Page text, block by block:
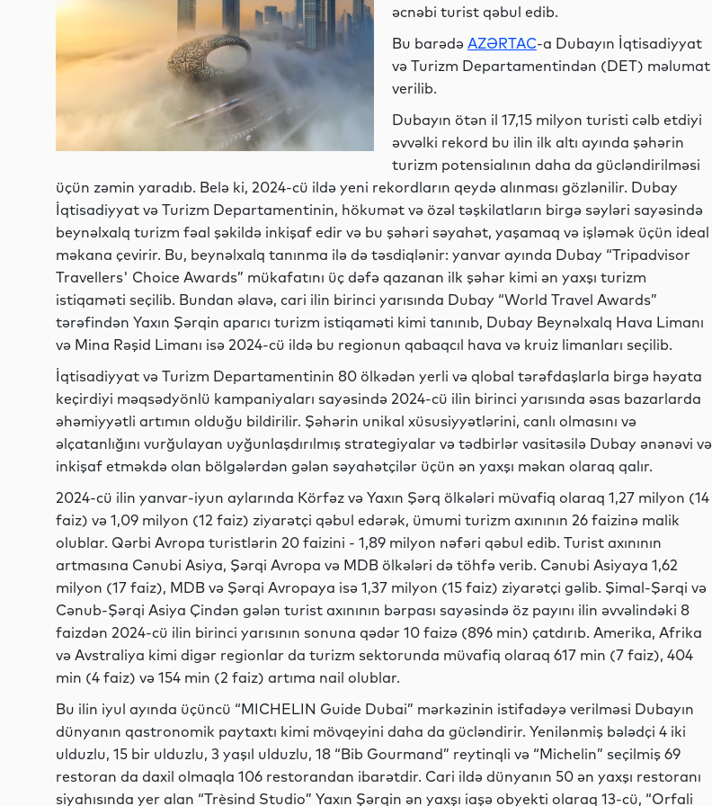
əcnəbi turist qəbul edib.
Bu barədə AZƏRTAC-a Dubayın İqtisadiyyat
və Turizm Departamentindən (DET) məlumat
verilib.
Dubayın ötən il 17,15 milyon turisti cəlb etdiyi
əvvəlki rekord bu ilin ilk altı ayında şəhərin
turizm potensialının daha da gücləndirilməsi
üçün zəmin yaradıb. Belə ki, 2024-cü ildə yeni rekordların qeydə alınması gözlənilir. Dubay
İqtisadiyyat və Turizm Departamentinin, hökumət və özəl təşkilatların birgə səyləri sayəsində
beynəlxalq turizm fəal şəkildə inkişaf edir və bu şəhəri səyahət, yaşamaq və işləmək üçün ideal
məkana çevirir. Bu, beynəlxalq tanınma ilə də təsdiqlənir: yanvar ayında Dubay “Tripadvisor
Travellers' Choice Awards” mükafatını üç dəfə qazanan ilk şəhər kimi ən yaxşı turizm
istiqaməti seçilib. Bundan əlavə, cari ilin birinci yarısında Dubay “World Travel Awards”
tərəfindən Yaxın Şərqin aparıcı turizm istiqaməti kimi tanınıb, Dubay Beynəlxalq Hava Limanı
və Mina Rəşid Limanı isə 2024-cü ildə bu regionun qabaqcıl hava və kruiz limanları seçilib.
İqtisadiyyat və Turizm Departamentinin 80 ölkədən yerli və qlobal tərəfdaşlarla birgə həyata
keçirdiyi məqsədyönlü kampaniyaları sayəsində 2024-cü ilin birinci yarısında əsas bazarlarda
əhəmiyyətli artımın olduğu bildirilir. Şəhərin unikal xüsusiyyətlərini, canlı olmasını və
əlçatanlığını vurğulayan uyğunlaşdırılmış strategiyalar və tədbirlər vasitəsilə Dubay ənənəvi və
inkişaf etməkdə olan bölgələrdən gələn səyahətçilər üçün ən yaxşı məkan olaraq qalır.
2024-cü ilin yanvar-iyun aylarında Körfəz və Yaxın Şərq ölkələri müvafiq olaraq 1,27 milyon (14
faiz) və 1,09 milyon (12 faiz) ziyarətçi qəbul edərək, ümumi turizm axınının 26 faizinə malik
olublar. Qərbi Avropa turistlərin 20 faizini - 1,89 milyon nəfəri qəbul edib. Turist axınının
artmasına Cənubi Asiya, Şərqi Avropa və MDB ölkələri də töhfə verib. Cənubi Asiyaya 1,62
milyon (17 faiz), MDB və Şərqi Avropaya isə 1,37 milyon (15 faiz) ziyarətçi gəlib. Şimal-Şərqi və
Cənub-Şərqi Asiya Çindən gələn turist axınının bərpası sayəsində öz payını ilin əvvəlindəki 8
faizdən 2024-cü ilin birinci yarısının sonuna qədər 10 faizə (896 min) çatdırıb. Amerika, Afrika
və Avstraliya kimi digər regionlar da turizm sektorunda müvafiq olaraq 617 min (7 faiz), 404
min (4 faiz) və 154 min (2 faiz) artıma nail olublar.
Bu ilin iyul ayında üçüncü “MICHELIN Guide Dubai” mərkəzinin istifadəyə verilməsi Dubayın
dünyanın qastronomik paytaxtı kimi mövqeyini daha da gücləndirir. Yenilənmiş bələdçi 4 iki
ulduzlu, 15 bir ulduzlu, 3 yaşıl ulduzlu, 18 “Bib Gourmand” reytinqli və “Michelin” seçilmiş 69
restoran da daxil olmaqla 106 restorandan ibarətdir. Cari ildə dünyanın 50 ən yaxşı restoranı
siyahısında yer alan “Trèsind Studio” Yaxın Şərqin ən yaxşı iaşə obyekti olaraq 13-cü, “Orfali